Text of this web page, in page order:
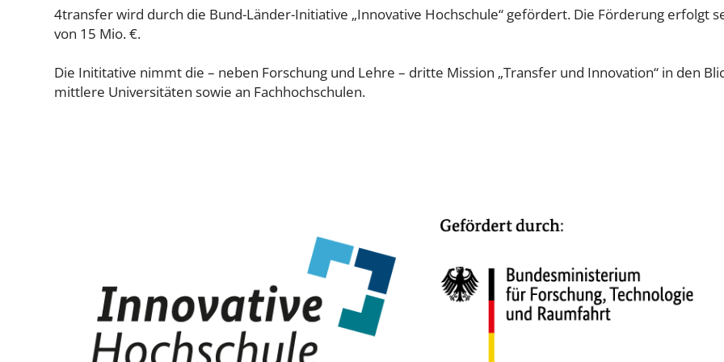
4transfer wird durch die Bund-Länder-Initiative „Innovative Hochschule“ gefördert. Die Förderung erfolgt
von 15 Mio. €.
Die Inititative nimmt die – neben Forschung und Lehre – dritte Mission „Transfer und Innovation“ in den
mittlere Universitäten sowie an Fachhochschulen.